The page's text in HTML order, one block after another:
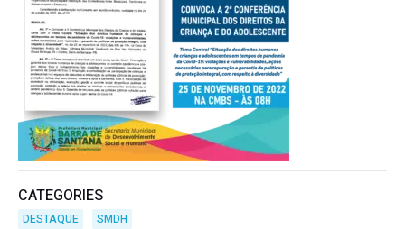
CATEGORIES
DESTAQUE SMDH